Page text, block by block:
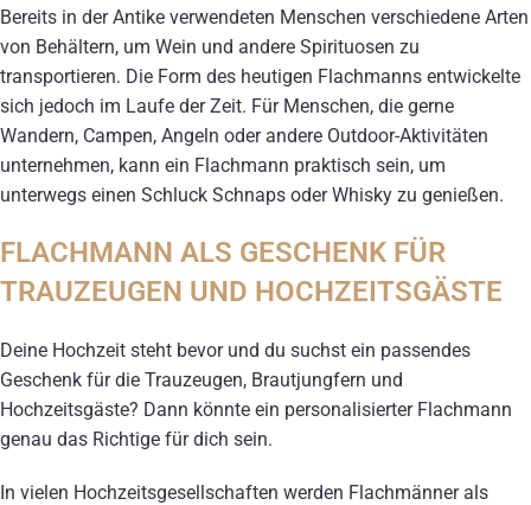
Bereits in der Antike verwendeten Menschen verschiedene Arten
von Behältern, um Wein und andere Spirituosen zu
transportieren. Die Form des heutigen Flachmanns entwickelte
sich jedoch im Laufe der Zeit. Für Menschen, die gerne
Wandern, Campen, Angeln oder andere Outdoor-Aktivitäten
unternehmen, kann ein Flachmann praktisch sein, um
unterwegs einen Schluck Schnaps oder Whisky zu genießen.
FLACHMANN ALS GESCHENK FÜR
TRAUZEUGEN UND HOCHZEITSGÄSTE
Deine Hochzeit steht bevor und du suchst ein passendes
Geschenk für die Trauzeugen, Brautjungfern und
Hochzeitsgäste? Dann könnte ein personalisierter Flachmann
genau das Richtige für dich sein.
In vielen Hochzeitsgesellschaften werden Flachmänner als